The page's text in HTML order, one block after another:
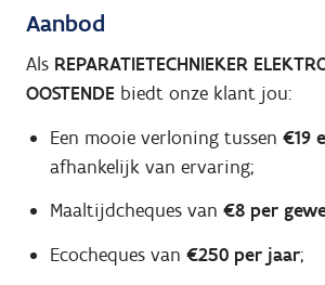
Aanbod
Als REPARATIETECHNIEKER
OOSTENDE biedt onze klant jou:
Een mooie verloning tussen €19
afhankelijk van ervaring;
Maaltijdcheques van €8 per
Ecocheques van €250 per jaar;